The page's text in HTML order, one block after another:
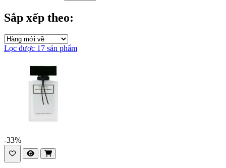
Sắp xếp theo:
Lọc được 17 sản phẩm
-33%